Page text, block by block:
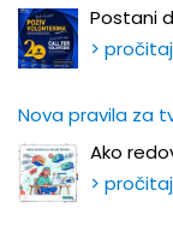
Postani
>
Nova pravila za
Ako
>